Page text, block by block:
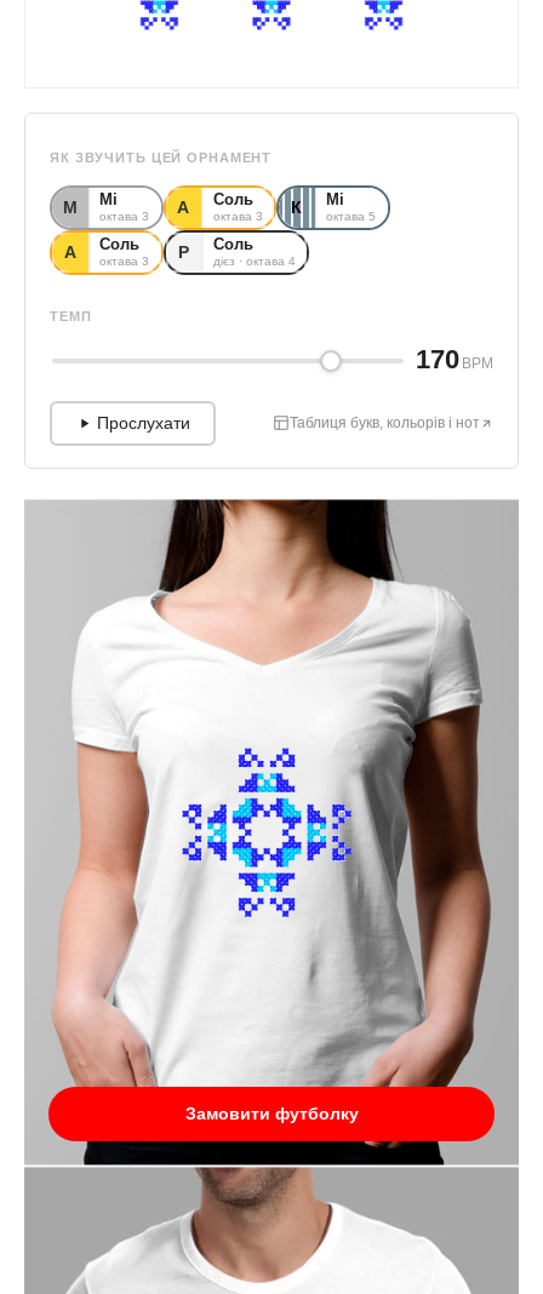
Замовити футболку
ЯК ЗВУЧИТЬ ЦЕЙ ОРНАМЕНТ
М Мі
октава 3 А Соль
октава 3 К Мі
октава 5
А Соль
октава 3 Р Соль
дієз · октава 4
ТЕМП
170 BPM
Прослухати Таблиця букв, кольорів і нот